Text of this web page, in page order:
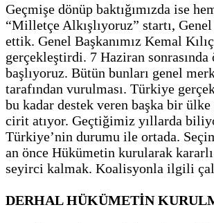
Geçmişe dönüp baktığımızda ise
“Milletçe Alkışlıyoruz” startı,
ettik. Genel Başkanımız Kemal
gerçekleştirdi. 7 Haziran
başlıyoruz. Bütün bunları genel
tarafından vurulması. Türkiye
bu kadar destek veren başka bir
cirit atıyor. Geçtiğimiz yıllarda
Türkiye’nin durumu ile ortada.
an önce Hükümetin kurularak
seyirci kalmak. Koalisyonla ilgili
DERHAL HÜKÜMETİN